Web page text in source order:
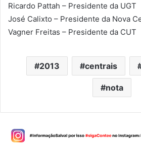
Ricardo Pattah – Presidente da UGT
José Calixto – Presidente da Nova
Vagner Freitas – Presidente da CUT
2013 centrais
nota